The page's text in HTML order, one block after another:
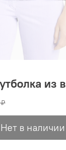
из
₽
Нет в наличии